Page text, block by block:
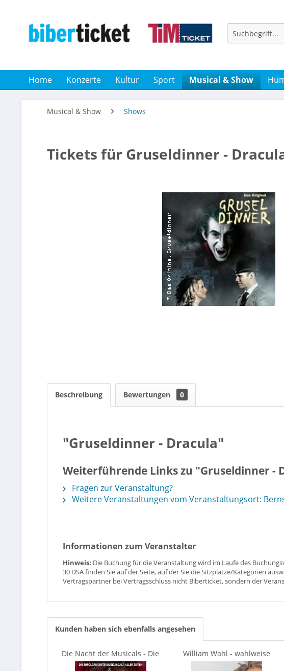
Home Konzerte Kultur Sport Musical & Show
Musical & Show Shows
Tickets für Gruseldinner -
Beschreibung Bewertungen 0
"Gruseldinner - Dracula"
Weiterführende Links zu "Gruseldinner -
Fragen zur Veranstaltung?
Weitere Veranstaltungen vom Veranstaltungsort:
Informationen zum Veranstalter
Hinweis: Die Buchung für die Veranstaltung wird im Laufe des
30 DSA finden Sie auf der Seite, auf der Sie die Sitzplätze/Kategorien
Vertragspartner bei Vertragsschluss nicht Biberticket, sondern der
Kunden haben sich ebenfalls angesehen
Die Nacht der Musicals - Die
erfolgreichste...
William Wahl - wahlweise